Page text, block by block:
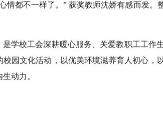
情都不一样了。” 获奖教师沈娇有感而发
学校工会深耕暖心服务、关爱教职工工作
校园文化活动，以优美环境滋养育人初心
动力。